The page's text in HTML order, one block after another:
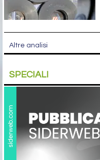
Altre analisi
SPECIALI